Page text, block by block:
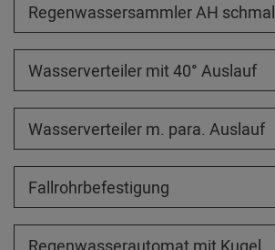
Regenwassersammler AH schmal
Wasserverteiler mit 40° Auslauf
Wasserverteiler m. para. Auslauf
Fallrohrbefestigung